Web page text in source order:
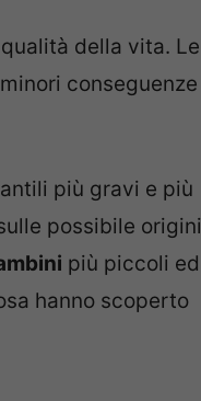
della vita. Le
conseguenze
più gravi e più
possibile origini
più piccoli ed
hanno scoperto